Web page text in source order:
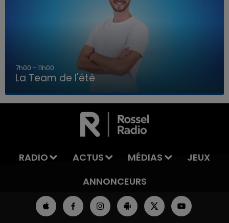
LA TEAM DE L'ÉTÉ
7h00 - 11h00
La Team de l'été
RADIO ACTUS MÉDIAS
JEUX
ANNONCEURS